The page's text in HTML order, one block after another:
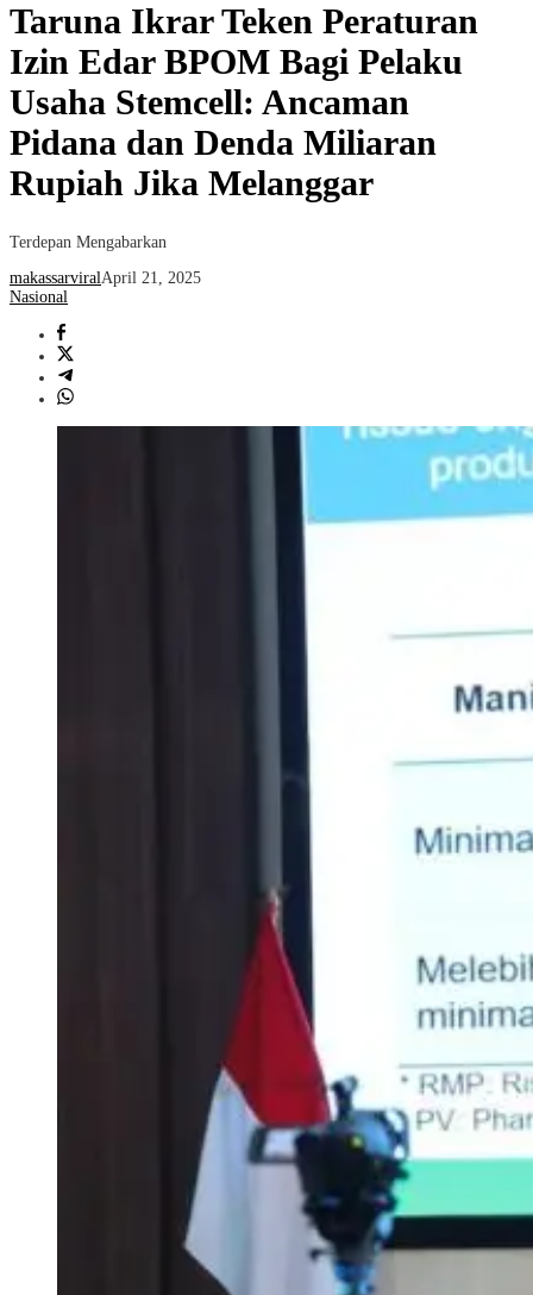
Taruna Ikrar Teken Peraturan
Izin Edar BPOM Bagi Pelaku
Usaha Stemcell: Ancaman
Pidana dan Denda Miliaran
Rupiah Jika Melanggar
Terdepan Mengabarkan
makassarviralApril 21, 2025
Nasional